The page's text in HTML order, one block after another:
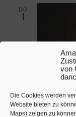
von
Die Cookies werden
Website bieten zu
Maps) zeigen zu
DO.